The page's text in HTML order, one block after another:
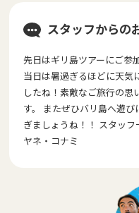
スタッフからの
先日はギリ島ツアーにご参
当日は暑過ぎるほどに天気
したね！素敵なご旅行の思
す。 またぜひバリ島へ遊
ぎましょうね！！ スタッ
ヤネ・コナミ